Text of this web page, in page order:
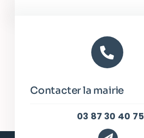
Contacter la mairie
03 87 30 40 75